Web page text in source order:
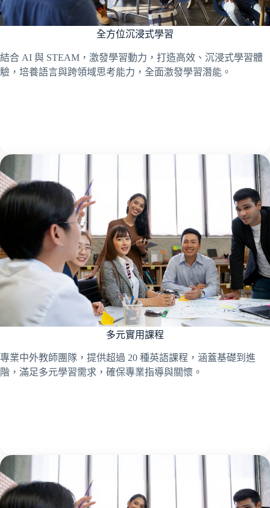
全方位沉浸式學習
結合 AI 與 STEAM，激發學習動力，打造高效、沉浸式學習體
驗，培養語言與跨領域思考能力，全面激發學習潛能。
多元實用課程
專業中外教師團隊，提供超過 20 種英語課程，涵蓋基礎到進
階，滿足多元學習需求，確保專業指導與關懷。